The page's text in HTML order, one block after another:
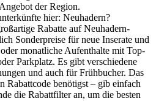
der Region.
hier: Neuhadern?
Rabatte auf Neuhadern-
Sonderpreise für neue Inserate und
monatliche Aufenthalte mit Top-
Parkplatz. Es gibt verschiedene
und auch für Frühbucher. Das
Rabattcode benötigst – gib einfach
die Rabattfilter an, um die besten